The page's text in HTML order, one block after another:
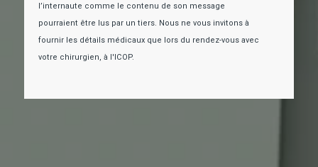
l’internaute comme le contenu de son message
pourraient être lus par un tiers. Nous ne vous invitons à
fournir les détails médicaux que lors du rendez-vous avec
votre chirurgien, à l'ICOP.